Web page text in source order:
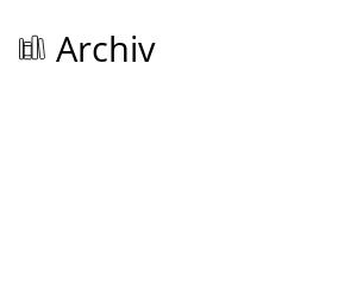
Archiv